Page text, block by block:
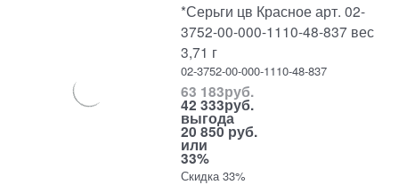
*Серьги цв Красное арт. 02-
3752-00-000-1110-48-837 вес
3,71 г
02-3752-00-000-1110-48-837
63 183руб.
42 333руб.
выгода
20 850 руб.
или
33%
Скидка 33%